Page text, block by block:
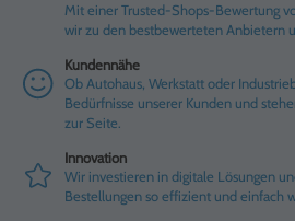
Mit einer Trusted-Shops-Bewertung
wir zu den bestbewerteten Anbietern
Kundennähe
Ob Autohaus, Werkstatt oder
Bedürfnisse unserer Kunden und
zur Seite.
Innovation
Wir investieren in digitale Lösungen
Bestellungen so effizient und einfach